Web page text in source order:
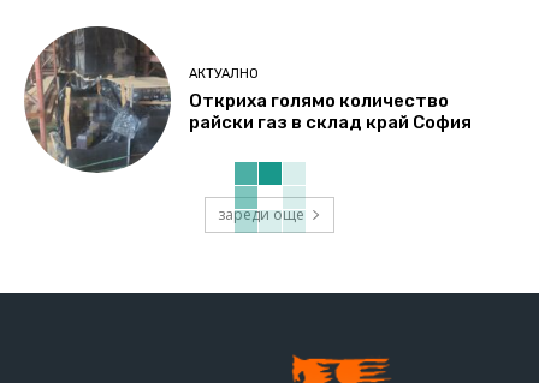
АКТУАЛНО
Откриха голямо количество
райски газ в склад край София
зареди още